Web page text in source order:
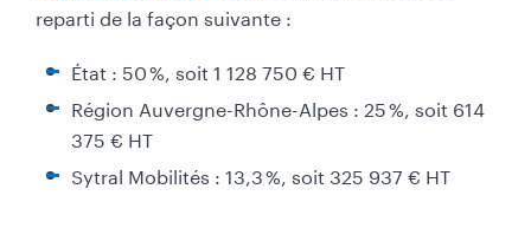
reparti de la façon suivante :
État : 50 %, soit 1 128 750 € HT
Région Auvergne-Rhône-Alpes : 25 %, soit 614
375 € HT
Sytral Mobilités : 13,3 %, soit 325 937 € HT